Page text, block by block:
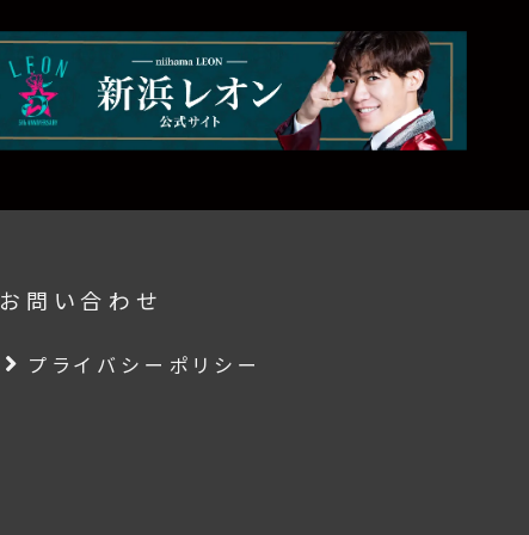
お問い合わせ
プライバシーポリシー